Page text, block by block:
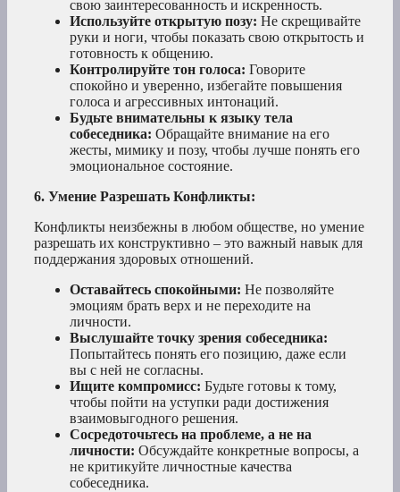
свою заинтересованность и искренность.
Используйте открытую позу: Не скрещивайте
руки и ноги, чтобы показать свою открытость и
готовность к общению.
Контролируйте тон голоса: Говорите
спокойно и уверенно, избегайте повышения
голоса и агрессивных интонаций.
Будьте внимательны к языку тела
собеседника: Обращайте внимание на его
жесты, мимику и позу, чтобы лучше понять его
эмоциональное состояние.
6. Умение Разрешать Конфликты:
Конфликты неизбежны в любом обществе, но умение
разрешать их конструктивно – это важный навык для
поддержания здоровых отношений.
Оставайтесь спокойными: Не позволяйте
эмоциям брать верх и не переходите на
личности.
Выслушайте точку зрения собеседника:
Попытайтесь понять его позицию, даже если
вы с ней не согласны.
Ищите компромисс: Будьте готовы к тому,
чтобы пойти на уступки ради достижения
взаимовыгодного решения.
Сосредоточьтесь на проблеме, а не на
личности: Обсуждайте конкретные вопросы, а
не критикуйте личностные качества
собеседника.